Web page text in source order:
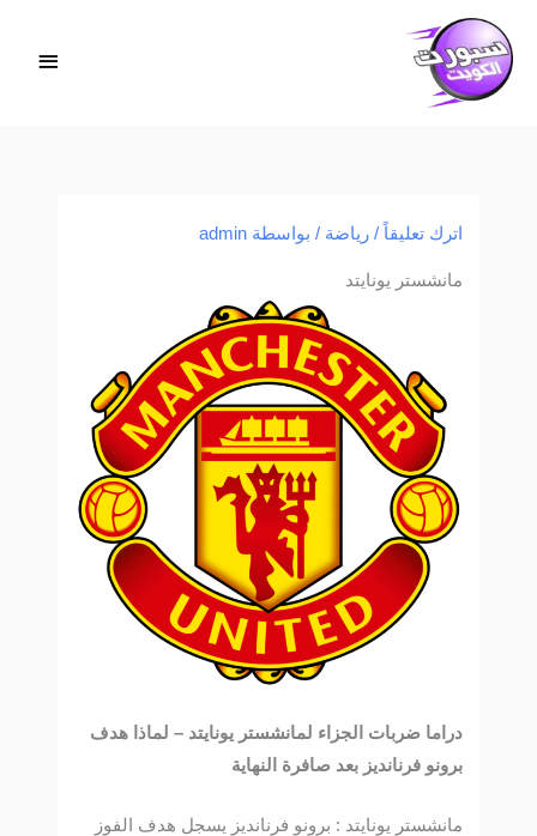
إلى
المحتوى
اترك تعليقاً /رياضة / بواسطة admin
مانشستر يونايتد
دراما ضربات الجزاء لمانشستر يونايتد – لماذا هدف
برونو فرنانديز بعد صافرة النهاية
مانشستر يونايتد : برونو فرنانديز يسجل هدف الفوز